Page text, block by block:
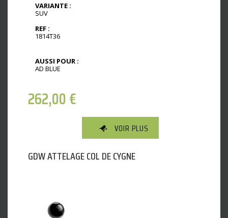
VARIANTE :
SUV
REF :
1814T36
AUSSI POUR :
AD BLUE
262,00€
VOIR PLUS
GDW ATTELAGE COL DE CYGNE